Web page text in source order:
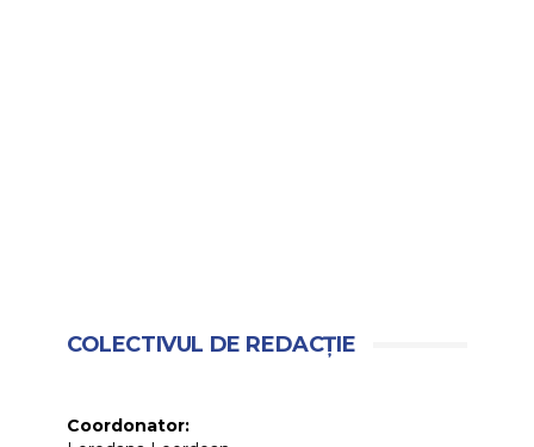
COLECTIVUL DE REDACȚIE
Coordonator: